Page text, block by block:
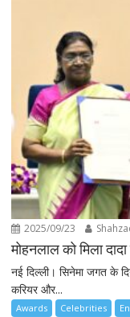
2025/09/23
मोहनलाल को मिला
नई दिल्ली। सिनेमा जगत के
करियर और...
Awards Celebrities